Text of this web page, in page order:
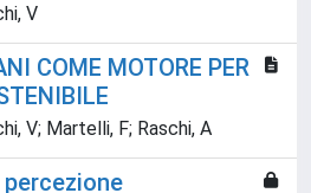
V
COME MOTORE PER
V; Martelli, F; Raschi, A